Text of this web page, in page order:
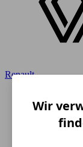
Renault
Wir